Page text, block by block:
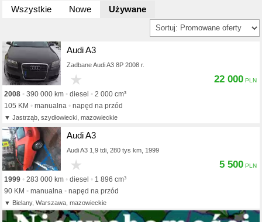
Wszystkie
Nowe Używane
Audi A3
Zadbane Audi A3 8P 2008 r.
2008 390 000 km diesel
2 000 cm³
105 KM
manualna napęd na przód
Jastrząb, szydłowiecki, mazowieckie
22 000
Audi A3
Audi A3 1,9 tdi, 280 tys km, 1999
1999 283 000 km diesel
1 896 cm³
90 KM
manualna napęd na przód
Bielany, Warszawa, mazowieckie
5 500